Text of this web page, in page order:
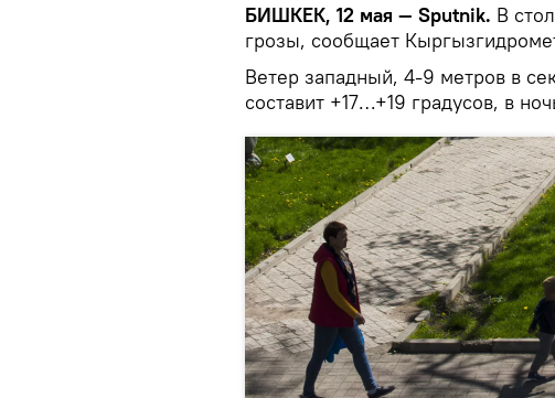
БИШКЕК, 12 мая — Sputnik. В
грозы, сообщает
Ветер западный, 4-9 метров в
составит +17…+19 градусов, в